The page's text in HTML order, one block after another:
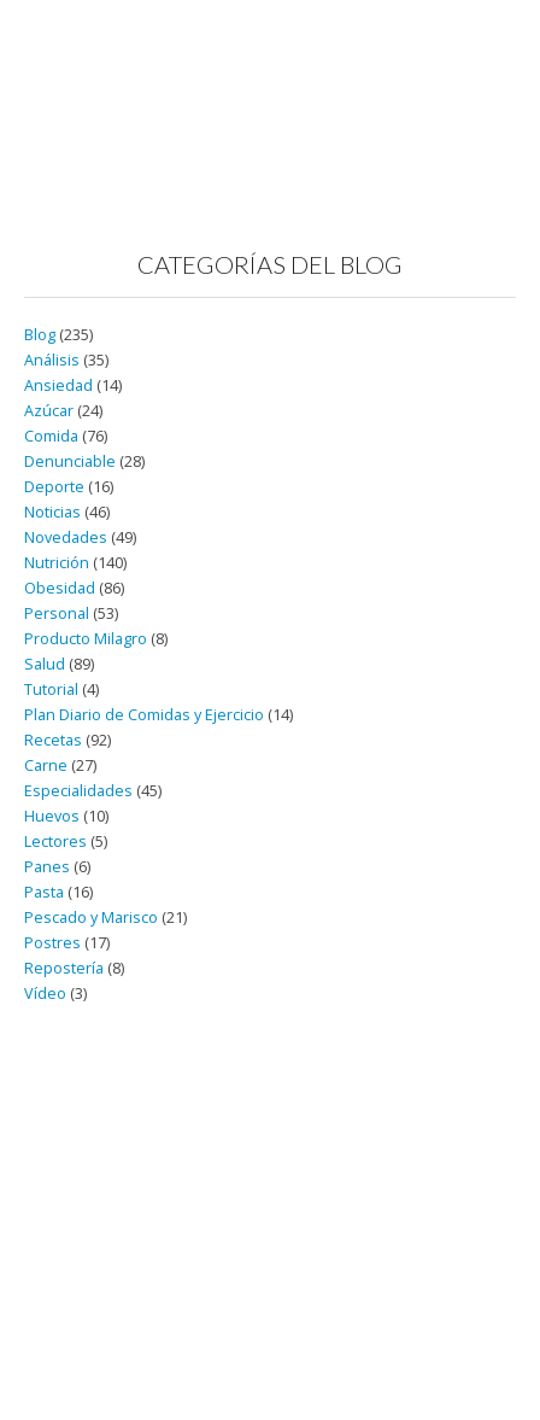
CATEGORÍAS DEL BLOG
Blog (235)
Análisis (35)
Ansiedad (14)
Azúcar (24)
Comida (76)
Denunciable (28)
Deporte (16)
Noticias (46)
Novedades (49)
Nutrición (140)
Obesidad (86)
Personal (53)
Producto Milagro (8)
Salud (89)
Tutorial (4)
Plan Diario de Comidas y Ejercicio (14)
Recetas (92)
Carne (27)
Especialidades (45)
Huevos (10)
Lectores (5)
Panes (6)
Pasta (16)
Pescado y Marisco (21)
Postres (17)
Repostería (8)
Vídeo (3)